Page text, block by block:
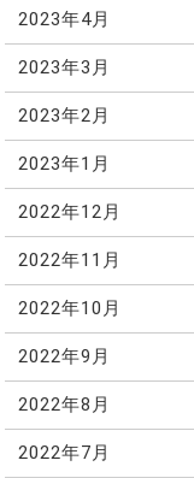
2023年4月
2023年3月
2023年2月
2023年1月
2022年12月
2022年11月
2022年10月
2022年9月
2022年8月
2022年7月